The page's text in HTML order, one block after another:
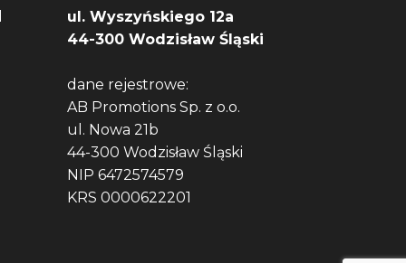
ul. Wyszyńskiego 12a
44-300 Wodzisław Śląski
dane rejestrowe:
AB Promotions Sp. z o.o.
ul. Nowa 21b
44-300 Wodzisław Śląski
NIP 6472574579
KRS 0000622201